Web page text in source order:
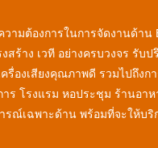
วามต้องการในการจัดงานด้า
สร้าง เวที อย่างครบวงจร รับ
องเสียงคุณภาพดี รวมไปถึงก
ร โรงแรม หอประชุม ร้านอาห
รณ์เฉพาะด้าน พร้อมที่จะให้บ